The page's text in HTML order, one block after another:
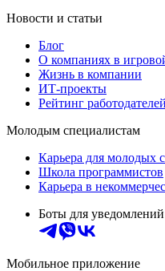
Новости и статьи
Блог
О компаниях в
Жизнь в компании
ИТ-проекты
Рейтинг
Молодым специалистам
Карьера для молодых
Школа программистов
Карьера в
Боты для уведомлений
Мобильное приложение